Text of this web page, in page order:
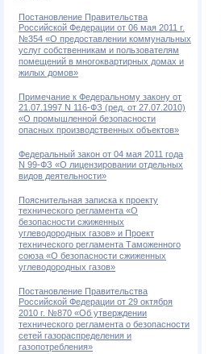
Постановление Правительства
Российской Федерации от 06 мая 2011 г.
№354 «О предоставлении коммунальных
услуг собственникам и пользователям
помещений в многоквартирных домах и
жилых домов»
Примечание к Федеральному закону от
21.07.1997 N 116-ФЗ (ред. от 27.07.2010)
«О промышленной безопасности
опасных производственных объектов»
Федеральный закон от 04 мая 2011 года
N 99-ФЗ «О лицензировании отдельных
видов деятельности»
Пояснительная записка к проекту
технического регламента «О
безопасности сжиженных
углеводородных газов» и Проект
технического регламента Таможенного
союза «О безопасности сжиженных
углеводородных газов»
Постановление Правительства
Российской Федерации от 29 октября
2010 г. №870 «Об утверждении
технического регламента о безопасности
сетей газораспределения и
газопотребления»